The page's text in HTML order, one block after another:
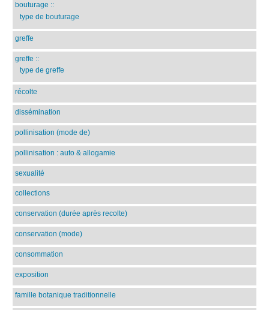
bouturage ::
type de bouturage
greffe
greffe ::
type de greffe
récolte
dissémination
pollinisation (mode de)
pollinisation : auto & allogamie
sexualité
collections
conservation (durée après recolte)
conservation (mode)
consommation
exposition
famille botanique traditionnelle